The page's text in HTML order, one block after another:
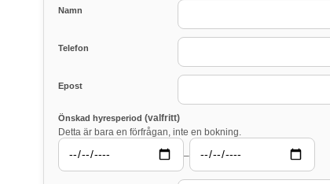
Namn
Telefon
Epost
Önskad hyresperiod (valfritt)
Detta är bara en förfrågan, inte en bokning.
–